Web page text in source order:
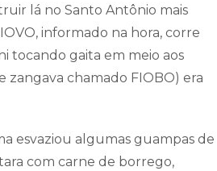
lá no Santo Antônio mais
informado na hora, corre
tocando gaita em meio aos
zangava chamado FIOBO) era
esvaziou algumas guampas de
com carne de borrego,